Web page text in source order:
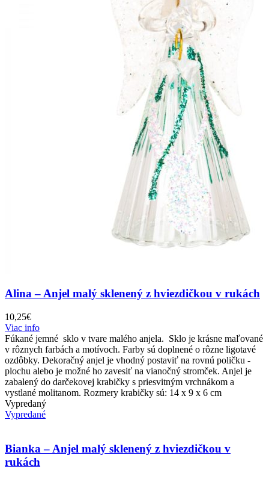
Alina – Anjel malý sklenený z hviezdičkou v rukách
10,25€
Viac info
Fúkané jemné sklo v tvare malého anjela. Sklo je krásne maľované
v rôznych farbách a motívoch. Farby sú doplnené o rôzne ligotavé
ozdôbky. Dekoračný anjel je vhodný postaviť na rovnú poličku -
plochu alebo je možné ho zavesiť na vianočný stromček. Anjel je
zabalený do darčekovej krabičky s priesvitným vrchnákom a
vystlané molitanom. Rozmery krabičky sú: 14 x 9 x 6 cm
Vypredaný
Vypredané
Bianka – Anjel malý sklenený z hviezdičkou v
rukách